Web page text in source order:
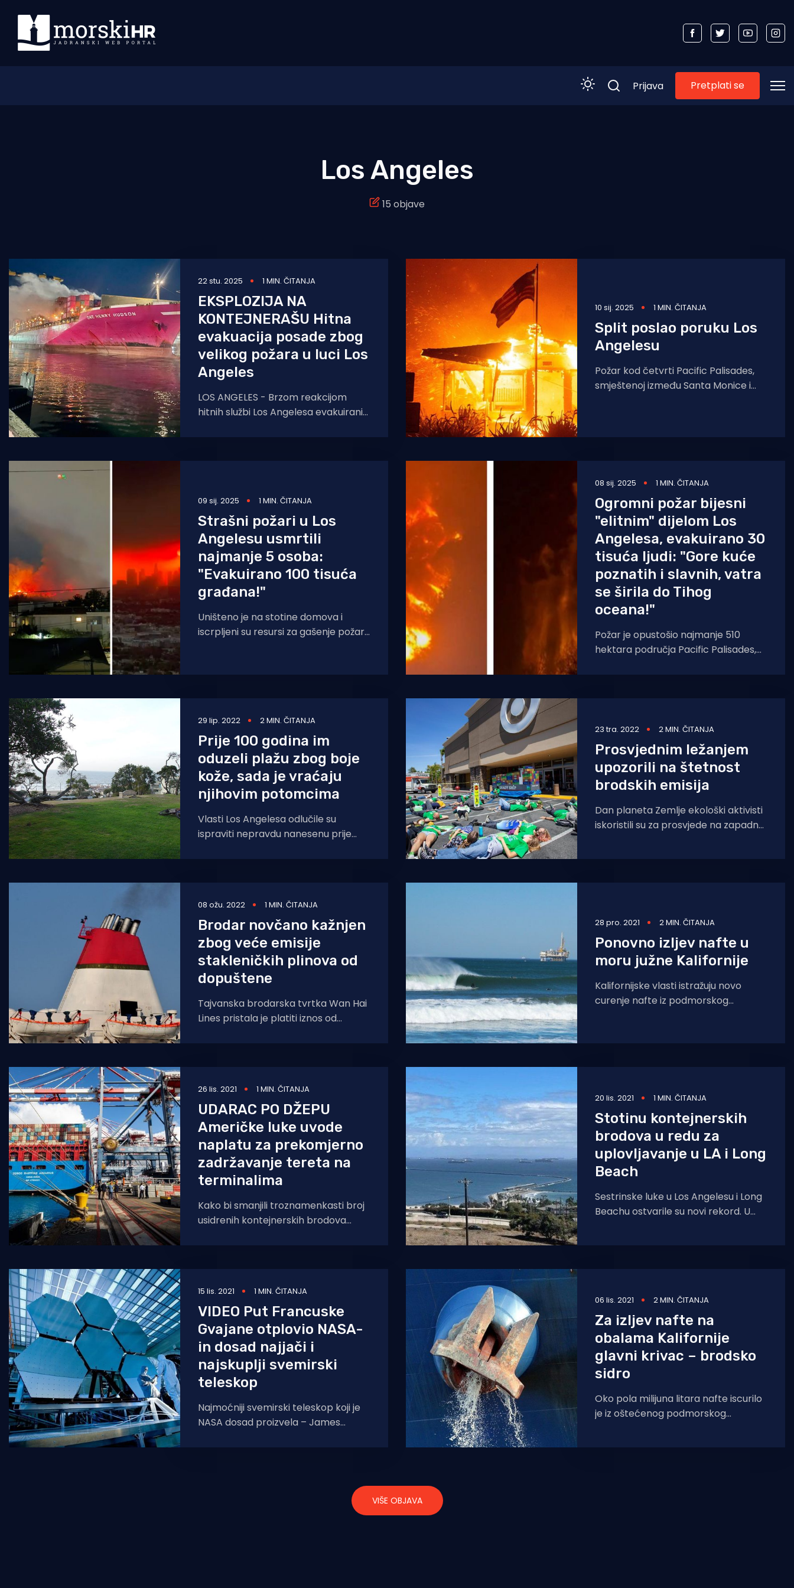
Turizam i nautika
Pomorstvo
Ribolov
Ekologija
Tradicija i kultura
Prijava Pretplati se
Los Angeles
15 objave
22 stu. 2025 1 MIN. ČITANJA
EKSPLOZIJA NA
KONTEJNERAŠU Hitna
evakuacija posade zbog
velikog požara u luci Los
Angeles
LOS ANGELES - Brzom reakcijom
hitnih službi Los Angelesa evakuirani
kontejnerskog broda, na kojem je
10 sij. 2025 1 MIN. ČITANJA
Split poslao poruku Los
Angelesu
Požar kod četvrti Pacific Palisades,
smještenoj između Santa Monice i
09 sij. 2025 1 MIN. ČITANJA
Strašni požari u Los
Angelesu usmrtili
najmanje 5 osoba:
"Evakuirano 100 tisuća
građana!"
Uništeno je na stotine domova i
iscrpljeni su resursi za gašenje požara
08 sij. 2025 1 MIN. ČITANJA
Ogromni požar bijesni
"elitnim" dijelom Los
Angelesa, evakuirano 30
tisuća ljudi: "Gore kuće
poznatih i slavnih, vatra
se širila do Tihog
oceana!"
Požar je opustošio najmanje 510
hektara područja Pacific Palisades,
prenosi The Independent. Kako se
29 lip. 2022 2 MIN. ČITANJA
Prije 100 godina im
oduzeli plažu zbog boje
kože, sada je vraćaju
njihovim potomcima
Vlasti Los Angelesa odlučile su
ispraviti nepravdu nanesenu prije
plažu koja je nasilno oduzeta
23 tra. 2022 2 MIN. ČITANJA
Prosvjednim ležanjem
upozorili na štetnost
brodskih emisija
Dan planeta Zemlje ekološki aktivisti
iskoristili su za prosvjede na zapadnoj
08 ožu. 2022 1 MIN. ČITANJA
Brodar novčano kažnjen
zbog veće emisije
stakleničkih plinova od
dopuštene
Tajvanska brodarska tvrtka Wan Hai
Lines pristala je platiti iznos od
standarda emisija štetnih
28 pro. 2021 2 MIN. ČITANJA
Ponovno izljev nafte u
moru južne Kalifornije
Kalifornijske vlasti istražuju novo
curenje nafte iz podmorskog
26 lis. 2021 1 MIN. ČITANJA
UDARAC PO DŽEPU
Američke luke uvode
naplatu za prekomjerno
zadržavanje tereta na
terminalima
Kako bi smanjili troznamenkasti broj
usidrenih kontejnerskih brodova
Long Beacha odlučile su
20 lis. 2021 1 MIN. ČITANJA
Stotinu kontejnerskih
brodova u redu za
uplovljavanje u LA i Long
Beach
Sestrinske luke u Los Angelesu i Long
Beachu ostvarile su novi rekord. U
15 lis. 2021 1 MIN. ČITANJA
VIDEO Put Francuske
Gvajane otplovio NASA-
in dosad najjači i
najskuplji svemirski
teleskop
Najmoćniji svemirski teleskop koji je
NASA dosad proizvela – James
laboratorija do luke u LA-u
06 lis. 2021 2 MIN. ČITANJA
Za izljev nafte na
obalama Kalifornije
glavni krivac – brodsko
sidro
Oko pola milijuna litara nafte iscurilo
je iz oštećenog podmorskog
VIŠE OBJAVA